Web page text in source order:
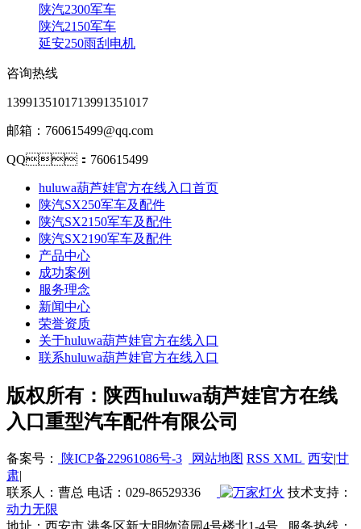
陕汽2300军车
陕汽2150军车
延安250雨刮电机
咨询热线
1399135101713991351017
邮箱：760615499@qq.com
QQ：760615499
huluwa葫芦娃官方在线入口首页
陕汽SX250军车及配件
陕汽SX2150军车及配件
陕汽SX2190军车及配件
产品中心
成功案例
服务理念
新闻中心
荣誉资质
关于huluwa葫芦娃官方在线入口
联系huluwa葫芦娃官方在线入口
版权所有：陕西huluwa葫芦娃官方在线
入口重型汽车配件有限公司
备案号： 陕ICP备22961086号-3 网站地图 RSS XML 西安|甘
肃|
联系人：曹总 电话：029-86529336
技术支持：
动力无限
地址：西安市 港务区新大明物流园4号楼北1-4号 服务热线：